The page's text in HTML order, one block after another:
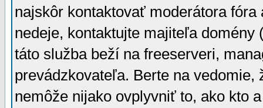
najskôr kontaktovať moderátora
nedeje, kontaktujte majiteľa
táto služba beží na freeserveri,
prevádzkovateľa. Berte na
nemôže nijako ovplyvniť to, ako kto